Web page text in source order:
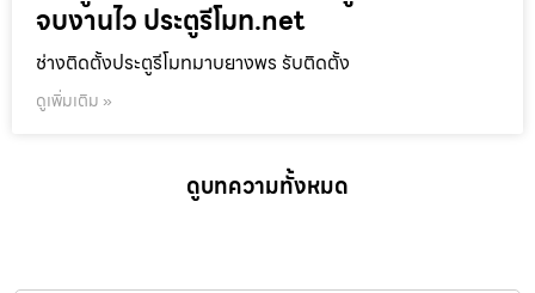
จบงานไว ประตูรีโมท.net
ช่างติดตั้งประตูรีโมทมาบยางพร รับติดตั้ง
ดูเพิ่มเติม »
ดูบทความทั้งหมด